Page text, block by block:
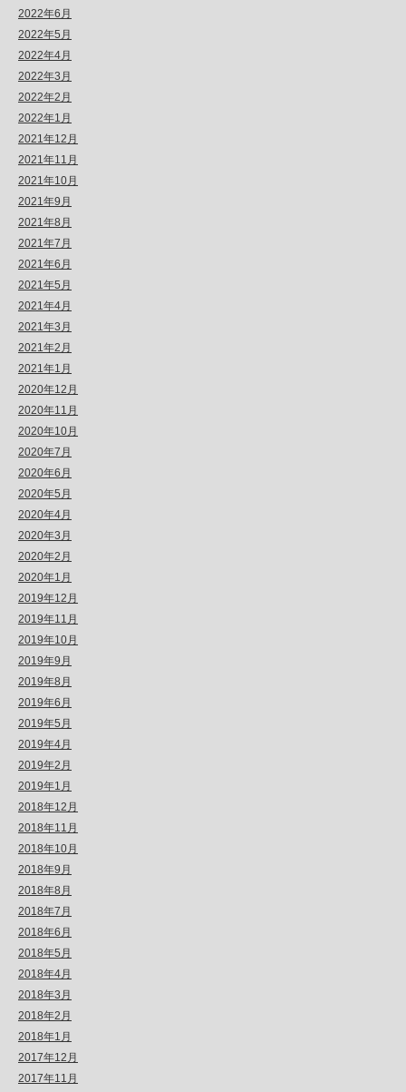
2022年6月
2022年5月
2022年4月
2022年3月
2022年2月
2022年1月
2021年12月
2021年11月
2021年10月
2021年9月
2021年8月
2021年7月
2021年6月
2021年5月
2021年4月
2021年3月
2021年2月
2021年1月
2020年12月
2020年11月
2020年10月
2020年7月
2020年6月
2020年5月
2020年4月
2020年3月
2020年2月
2020年1月
2019年12月
2019年11月
2019年10月
2019年9月
2019年8月
2019年6月
2019年5月
2019年4月
2019年2月
2019年1月
2018年12月
2018年11月
2018年10月
2018年9月
2018年8月
2018年7月
2018年6月
2018年5月
2018年4月
2018年3月
2018年2月
2018年1月
2017年12月
2017年11月